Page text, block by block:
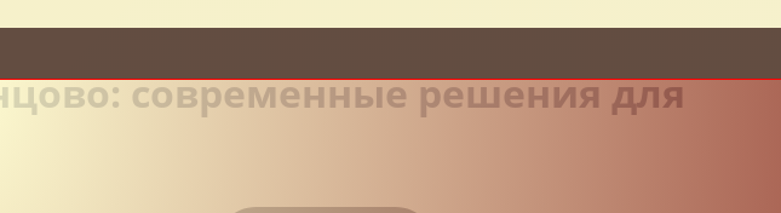
современные решения для